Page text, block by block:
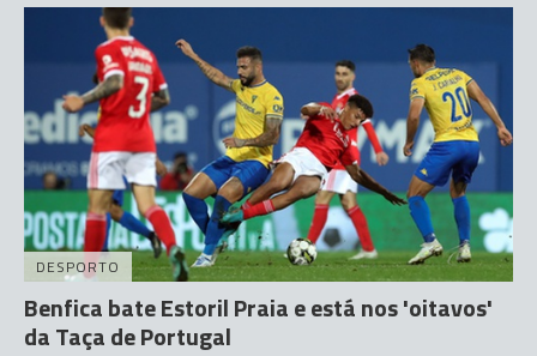
DESPORTO
Benfica bate Estoril Praia e está nos 'oitavos'
da Taça de Portugal